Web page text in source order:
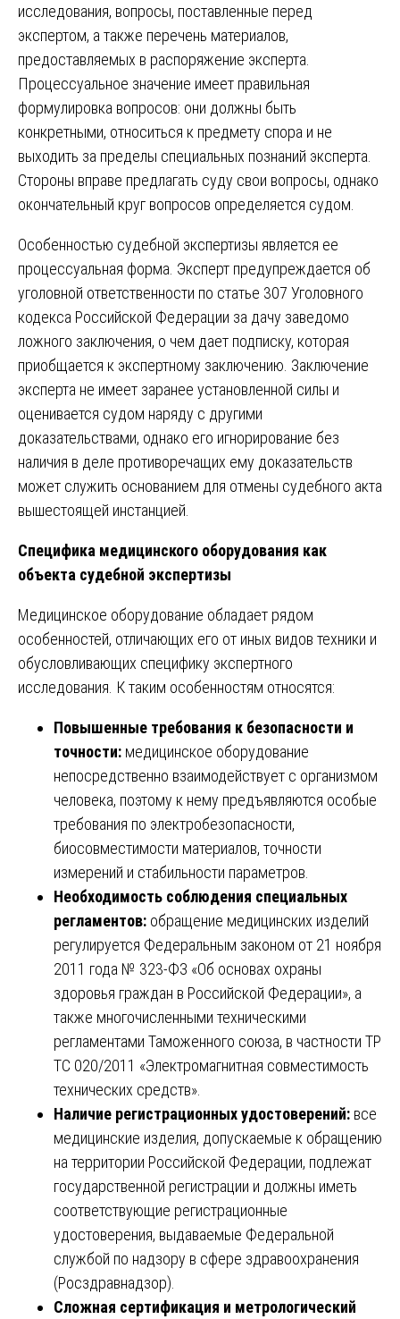
исследования, вопросы, поставленные перед
экспертом, а также перечень материалов,
предоставляемых в распоряжение эксперта.
Процессуальное значение имеет правильная
формулировка вопросов: они должны быть
конкретными, относиться к предмету спора и не
выходить за пределы специальных познаний эксперта.
Стороны вправе предлагать суду свои вопросы, однако
окончательный круг вопросов определяется судом.
Особенностью судебной экспертизы является ее
процессуальная форма. Эксперт предупреждается об
уголовной ответственности по статье 307 Уголовного
кодекса Российской Федерации за дачу заведомо
ложного заключения, о чем дает подписку, которая
приобщается к экспертному заключению. Заключение
эксперта не имеет заранее установленной силы и
оценивается судом наряду с другими
доказательствами, однако его игнорирование без
наличия в деле противоречащих ему доказательств
может служить основанием для отмены судебного акта
вышестоящей инстанцией.
Специфика медицинского оборудования как
объекта судебной экспертизы
Медицинское оборудование обладает рядом
особенностей, отличающих его от иных видов техники и
обусловливающих специфику экспертного
исследования. К таким особенностям относятся:
Повышенные требования к безопасности и
точности: медицинское оборудование
непосредственно взаимодействует с организмом
человека, поэтому к нему предъявляются особые
требования по электробезопасности,
биосовместимости материалов, точности
измерений и стабильности параметров.
Необходимость соблюдения специальных
регламентов: обращение медицинских изделий
регулируется Федеральным законом от 21 ноября
2011 года № 323-ФЗ «Об основах охраны
здоровья граждан в Российской Федерации», а
также многочисленными техническими
регламентами Таможенного союза, в частности ТР
ТС 020/2011 «Электромагнитная совместимость
технических средств».
Наличие регистрационных удостоверений: все
медицинские изделия, допускаемые к обращению
на территории Российской Федерации, подлежат
государственной регистрации и должны иметь
соответствующие регистрационные
удостоверения, выдаваемые Федеральной
службой по надзору в сфере здравоохранения
(Росздравнадзор).
Сложная сертификация и метрологический